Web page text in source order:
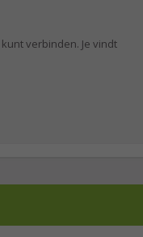
verbinden. Je vindt